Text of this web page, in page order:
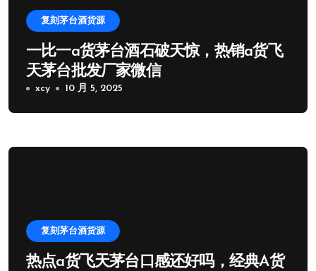
复刻茅台酒货源
一比一a货茅台酒石破天惊，热销a货飞
天茅台批发厂家微信
xcy 10 月 5, 2025
复刻茅台酒货源
热点a货飞天茅台口感还好吗，经典A货